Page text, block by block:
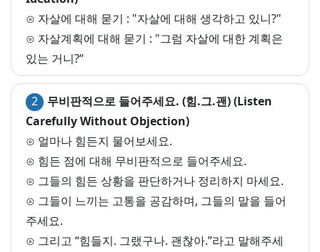
⊙ 자살에 대해 묻기 : "자살에 대해 생각하고 있니?"
⊙ 자살계획에 대해 묻기 : "그럼 자살에 대한 계획은
있는 거니?“
2
무비판적으로 들어주세요. (힘.그.괜) (Listen
Carefully Without Objection)
⊙ 얼마나 힘든지 물어보세요.
⊙ 힘든 점에 대해 무비판적으로 들어주세요.
⊙ 그들의 힘든 상황을 판단하거나 정리하지 마세요.
⊙ 그들이 느끼는 고통을 공감하며, 그들의 말을 들어
주세요.
⊙ 그리고 “힘들지. 그랬구나. 괜찮아.”라고 말해주세